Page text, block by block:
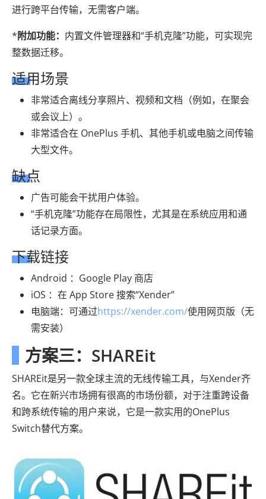
进行跨平台传输，无需客户端。
*附加功能： 内置文件管理器和“手机克隆”功能，可实现完
整数据迁移。
适用场景
非常适合离线分享照片、视频和文档（例如，在聚会
或会议上）。
非常适合在 OnePlus 手机、其他手机或电脑之间传输
大型文件。
缺点
广告可能会干扰用户体验。
“手机克隆”功能存在局限性，尤其是在系统应用和通
话记录方面。
下载链接
Android ：Google Play 商店
iOS ：在 App Store 搜索“Xender”
电脑端：可通过https://xender.com/使用网页版（无
需安装）
方案三：SHAREit
SHAREit是另一款全球主流的无线传输工具，与Xender齐
名。它在新兴市场拥有很高的市场份额，对于注重跨设备
和跨系统传输的用户来说，它是一款实用的OnePlus
Switch替代方案。